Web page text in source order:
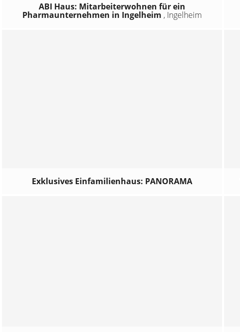
ABI Haus: Mitarbeiterwohnen für ein
Pharmaunternehmen in Ingelheim , Ingelheim
Exklusives Einfamilienhaus: PANORAMA